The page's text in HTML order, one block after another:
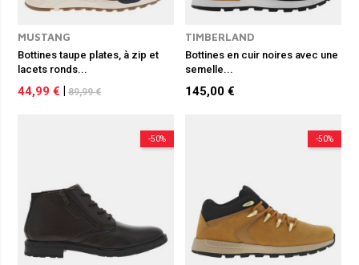
MUSTANG
Bottines taupe plates, à zip et
lacets ronds...
44,99 € 89,99 €
TIMBERLAND
Bottines en cuir noires avec une
semelle...
145,00 €
-50% -50%